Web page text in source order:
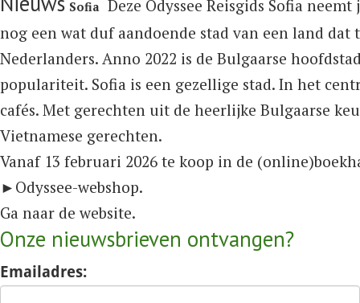
Sofia Deze Odyssee Reisgids Sofia
nog een wat duf aandoende stad van een land dat
Nederlanders. Anno 2022 is de Bulgaarse
populariteit. Sofia is een gezellige stad. In het
cafés. Met gerechten uit de heerlijke Bulgaarse
Vietnamese gerechten.
Vanaf 13 februari 2026 te koop in de
► Odyssee-webshop.
Ga naar de website.
Onze nieuwsbrieven ontvangen?
Emailadres: